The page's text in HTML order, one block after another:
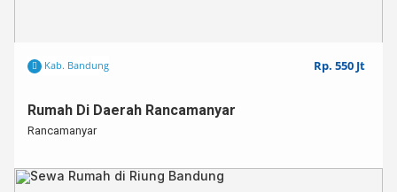
Kab. Bandung Rp. 550 Jt
Rumah Di Daerah Rancamanyar
Rancamanyar